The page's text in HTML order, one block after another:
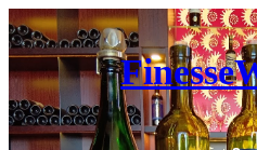
内
容
を
ス
キ
ッ